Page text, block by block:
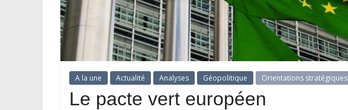
A la une Actualité Analyses Géopolitique Orientations stratégiques
Le pacte vert européen